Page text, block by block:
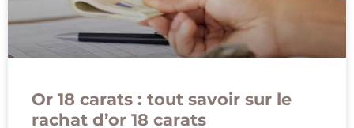
Or 18 carats : tout savoir sur le
rachat d’or 18 carats